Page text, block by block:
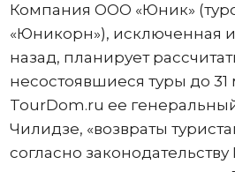
Компания ООО «Юник»
«Юникорн»), исключенная
назад, планирует
несостоявшиеся туры до
TourDom.ru ее
Чилидзе, «возвраты
согласно